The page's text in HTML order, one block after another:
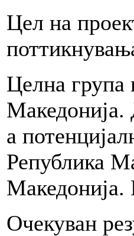
Цел на
Целна група
а
Република
Македонија.
Очекуван